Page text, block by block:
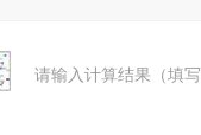
请输入计算结果（填